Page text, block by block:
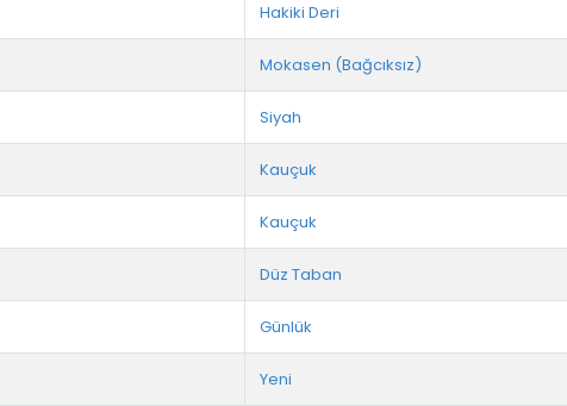
Hakiki Deri
Mokasen (Bağcıksız)
Siyah
Kauçuk
Kauçuk
Düz Taban
Günlük
Yeni